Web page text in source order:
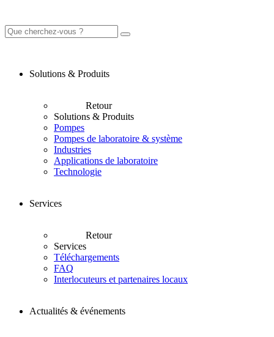
Solutions & Produits
Retour
Solutions & Produits
Pompes
Pompes de laboratoire & système
Industries
Applications de laboratoire
Technologie
Services
Retour
Services
Téléchargements
FAQ
Interlocuteurs et partenaires locaux
Actualités & événements